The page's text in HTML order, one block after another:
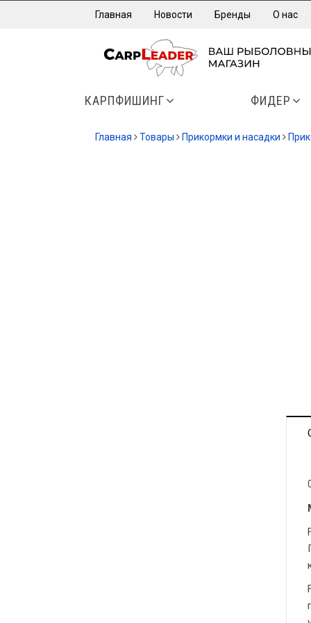
Главная Новости Бренды О нас
КАРПФИШИНГ ФИДЕР
Главная Товары Прикормки и насадки